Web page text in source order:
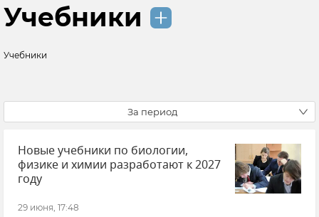
Учебники
Учебники
За период
Новые учебники по биологии,
физике и химии разработают к 2027
году
29 июня, 17:48